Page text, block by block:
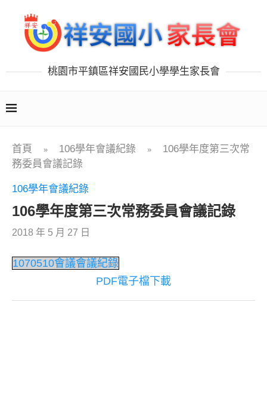
桃園市平鎮區祥安國民小學學生家長會
首頁 » 106學年會議紀錄 »
106學年度第三次常
務委員會議記錄
106學年會議紀錄
106學年度第三次常務委員會議記錄
2018 年 5 月 27 日
1070510會議會議紀錄
PDF電子檔下載